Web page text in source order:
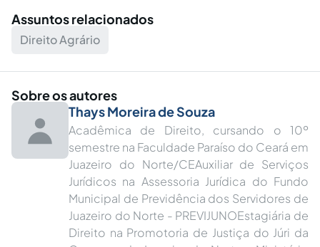
Assuntos relacionados
Direito Agrário
Sobre os autores
Thays Moreira de Souza
Acadêmica de Direito, cursando o 10º
semestre na Faculdade Paraíso do Ceará em
Juazeiro do Norte/CEAuxiliar de Serviços
Jurídicos na Assessoria Jurídica do Fundo
Municipal de Previdência dos Servidores de
Juazeiro do Norte - PREVIJUNOEstagiária de
Direito na Promotoria de Justiça do Júri da